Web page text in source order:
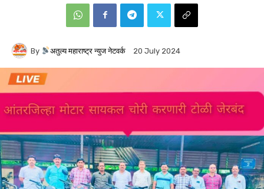
By अतुल्य महाराष्ट्र न्युज नेटवर्क 20 July 2024